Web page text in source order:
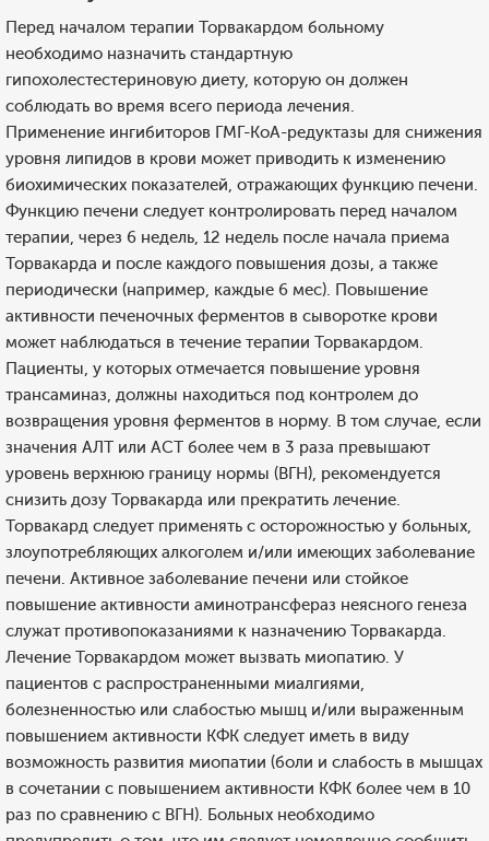
Перед началом терапии Торвакардом больному
необходимо назначить стандартную
гипохолестестериновую диету, которую он должен
соблюдать во время всего периода лечения.
Применение ингибиторов ГМГ-КоА-редуктазы для снижения
уровня липидов в крови может приводить к изменению
биохимических показателей, отражающих функцию печени.
Функцию печени следует контролировать перед началом
терапии, через 6 недель, 12 недель после начала приема
Торвакарда и после каждого повышения дозы, а также
периодически (например, каждые 6 мес). Повышение
активности печеночных ферментов в сыворотке крови
может наблюдаться в течение терапии Торвакардом.
Пациенты, у которых отмечается повышение уровня
трансаминаз, должны находиться под контролем до
возвращения уровня ферментов в норму. В том случае, если
значения АЛТ или АСТ более чем в 3 раза превышают
уровень верхнюю границу нормы (ВГН), рекомендуется
снизить дозу Торвакарда или прекратить лечение.
Торвакард следует применять с осторожностью у больных,
злоупотребляющих алкоголем и/или имеющих заболевание
печени. Активное заболевание печени или стойкое
повышение активности аминотрансфераз неясного генеза
служат противопоказаниями к назначению Торвакарда.
Лечение Торвакардом может вызвать миопатию. У
пациентов с распространенными миалгиями,
болезненностью или слабостью мышц и/или выраженным
повышением активности КФК следует иметь в виду
возможность развития миопатии (боли и слабость в мышцах
в сочетании с повышением активности КФК более чем в 10
раз по сравнению с ВГН). Больных необходимо